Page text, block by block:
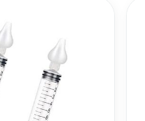
prijswaarden aan te